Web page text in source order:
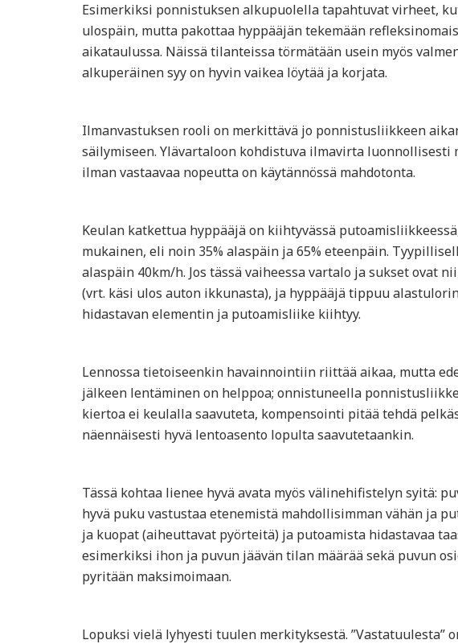
Esimerkiksi ponnistuksen alkupuolella tapahtuvat virheet,
ulospäin, mutta pakottaa hyppääjän tekemään
aikataulussa. Näissä tilanteissa törmätään usein myös
alkuperäinen syy on hyvin vaikea löytää ja korjata.
Ilmanvastuksen rooli on merkittävä jo ponnistusliikkeen
säilymiseen. Ylävartaloon kohdistuva ilmavirta
ilman vastaavaa nopeutta on käytännössä mahdotonta.
Keulan katkettua hyppääjä on kiihtyvässä
mukainen, eli noin 35% alaspäin ja 65% eteenpäin.
alaspäin 40km/h. Jos tässä vaiheessa vartalo ja sukset ovat
(vrt. käsi ulos auton ikkunasta), ja hyppääjä tippuu
hidastavan elementin ja putoamisliike kiihtyy.
Lennossa tietoiseenkin havainnointiin riittää aikaa, mutta
jälkeen lentäminen on helppoa; onnistuneella
kiertoa ei keulalla saavuteta, kompensointi pitää tehdä
näennäisesti hyvä lentoasento lopulta saavutetaankin.
Tässä kohtaa lienee hyvä avata myös välinehifistelyn syitä:
hyvä puku vastustaa etenemistä mahdollisimman vähän ja
ja kuopat (aiheuttavat pyörteitä) ja putoamista hidastavaa
esimerkiksi ihon ja puvun jäävän tilan määrää sekä puvun
pyritään maksimoimaan.
Lopuksi vielä lyhyesti tuulen merkityksestä.